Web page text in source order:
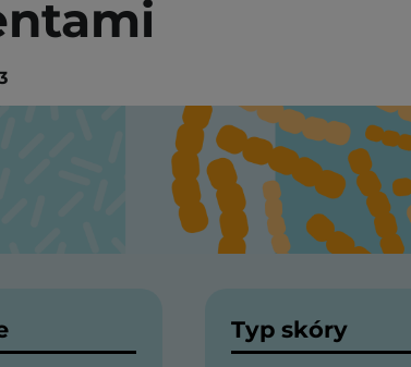
Typ skóry